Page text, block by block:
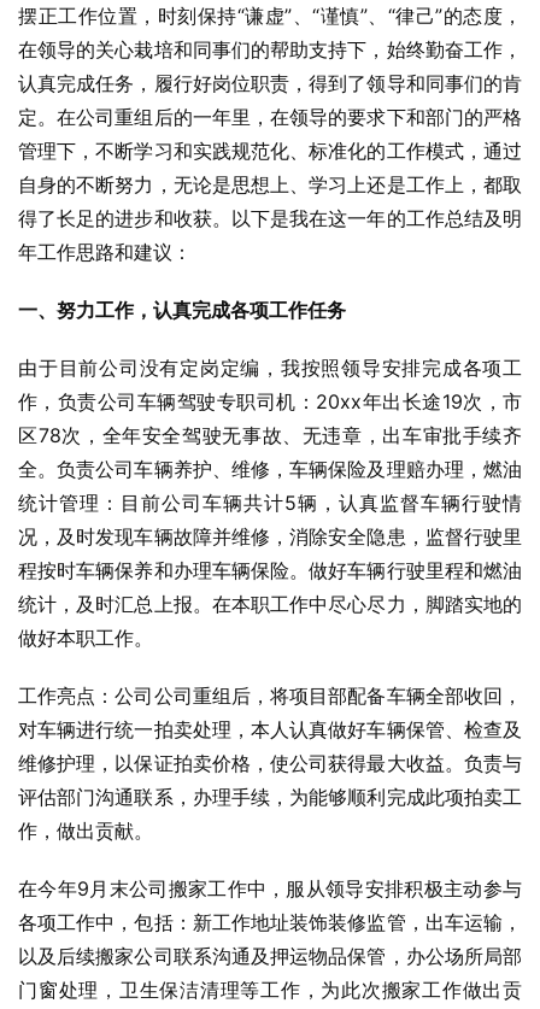
摆正工作位置，时刻保持“谦虚”、“谨慎”、“律己”的态度，
在领导的关心栽培和同事们的帮助支持下，始终勤奋工作，
认真完成任务，履行好岗位职责，得到了领导和同事们的肯
定。在公司重组后的一年里，在领导的要求下和部门的严格
管理下，不断学习和实践规范化、标准化的工作模式，通过
自身的不断努力，无论是思想上、学习上还是工作上，都取
得了长足的进步和收获。以下是我在这一年的工作总结及明
年工作思路和建议：
一、努力工作，认真完成各项工作任务
由于目前公司没有定岗定编，我按照领导安排完成各项工
作，负责公司车辆驾驶专职司机：20xx年出长途19次，市
区78次，全年安全驾驶无事故、无违章，出车审批手续齐
全。负责公司车辆养护、维修，车辆保险及理赔办理，燃油
统计管理：目前公司车辆共计5辆，认真监督车辆行驶情
况，及时发现车辆故障并维修，消除安全隐患，监督行驶里
程按时车辆保养和办理车辆保险。做好车辆行驶里程和燃油
统计，及时汇总上报。在本职工作中尽心尽力，脚踏实地的
做好本职工作。
工作亮点：公司公司重组后，将项目部配备车辆全部收回，
对车辆进行统一拍卖处理，本人认真做好车辆保管、检查及
维修护理，以保证拍卖价格，使公司获得最大收益。负责与
评估部门沟通联系，办理手续，为能够顺利完成此项拍卖工
作，做出贡献。
在今年9月末公司搬家工作中，服从领导安排积极主动参与
各项工作中，包括：新工作地址装饰装修监管，出车运输，
以及后续搬家公司联系沟通及押运物品保管，办公场所局部
门窗处理，卫生保洁清理等工作，为此次搬家工作做出贡